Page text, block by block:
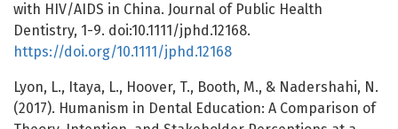
with HIV/AIDS in China. Journal of Public Health
Dentistry, 1-9. doi:10.1111/jphd.12168.
https://doi.org/10.1111/jphd.12168
Lyon, L., Itaya, L., Hoover, T., Booth, M., & Nadershahi, N.
(2017). Humanism in Dental Education: A Comparison of